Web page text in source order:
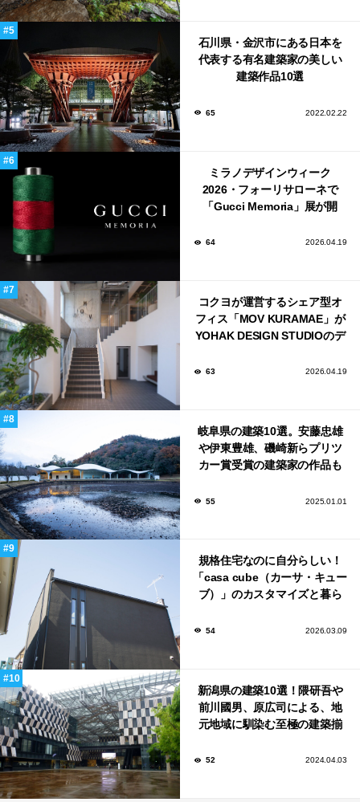
石川県・金沢市にある日本を
代表する有名建築家の美しい
建築作品10選
65 2022.02.22
ミラノデザインウィーク
2026・フォーリサローネで
「Gucci Memoria」展が開
64 2026.04.19
コクヨが運営するシェア型オ
フィス「MOV KURAMAE」が
YOHAK DESIGN STUDIOのデ
63 2026.04.19
岐阜県の建築10選。安藤忠雄
や伊東豊雄、磯崎新らプリツ
カー賞受賞の建築家の作品も
55 2025.01.01
規格住宅なのに自分らしい！
「casa cube（カーサ・キュー
ブ）」のカスタマイズと暮ら
54 2026.03.09
新潟県の建築10選！隈研吾や
前川國男、原広司による、地
元地域に馴染む至極の建築揃
52 2024.04.03